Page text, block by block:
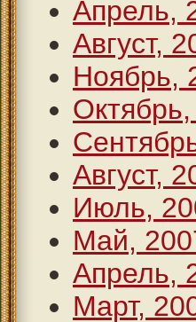
Апрель,
Август,
Ноябрь,
Август,
Июль,
Май,
Апрель,
Март,